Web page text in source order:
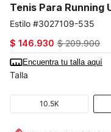
Tenis Para Running
3027109-535
$ 146.930 $ 209.900
Encuentra tu talla aquí
Talla
10.5K